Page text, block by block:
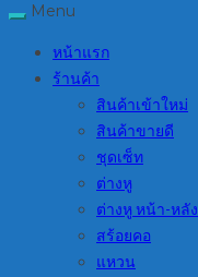
Menu
หน้าแรก
ร้านค้า
สินค้าเข้าใหม่
สินค้าขายดี
ชุดเซ็ท
ต่างหู
ต่างหู หน้า-หลัง
สร้อยคอ
แหวน